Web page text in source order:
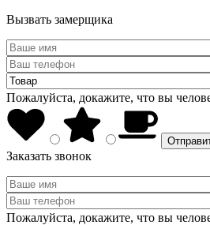
Вызвать замерщика
Пожалуйста, докажите, что вы
Заказать звонок
Пожалуйста, докажите, что вы